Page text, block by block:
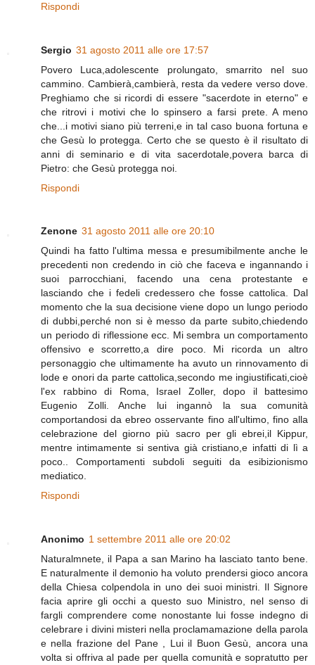
Rispondi
Sergio 31 agosto 2011 alle ore 17:57
Povero Luca,adolescente prolungato, smarrito nel suo
cammino. Cambierà,cambierà, resta da vedere verso dove.
Preghiamo che si ricordi di essere "sacerdote in eterno" e
che ritrovi i motivi che lo spinsero a farsi prete. A meno
che...i motivi siano più terreni,e in tal caso buona fortuna e
che Gesù lo protegga. Certo che se questo è il risultato di
anni di seminario e di vita sacerdotale,povera barca di
Pietro: che Gesù protegga noi.
Rispondi
Zenone 31 agosto 2011 alle ore 20:10
Quindi ha fatto l'ultima messa e presumibilmente anche le
precedenti non credendo in ciò che faceva e ingannando i
suoi parrocchiani, facendo una cena protestante e
lasciando che i fedeli credessero che fosse cattolica. Dal
momento che la sua decisione viene dopo un lungo periodo
di dubbi,perché non si è messo da parte subito,chiedendo
un periodo di riflessione ecc. Mi sembra un comportamento
offensivo e scorretto,a dire poco. Mi ricorda un altro
personaggio che ultimamente ha avuto un rinnovamento di
lode e onori da parte cattolica,secondo me ingiustificati,cioè
l'ex rabbino di Roma, Israel Zoller, dopo il battesimo
Eugenio Zolli. Anche lui ingannò la sua comunità
comportandosi da ebreo osservante fino all'ultimo, fino alla
celebrazione del giorno più sacro per gli ebrei,il Kippur,
mentre intimamente si sentiva già cristiano,e infatti di lì a
poco.. Comportamenti subdoli seguiti da esibizionismo
mediatico.
Rispondi
Anonimo 1 settembre 2011 alle ore 20:02
Naturalmnete, il Papa a san Marino ha lasciato tanto bene.
E naturalmente il demonio ha voluto prendersi gioco ancora
della Chiesa colpendola in uno dei suoi ministri. Il Signore
facia aprire gli occhi a questo suo Ministro, nel senso di
fargli comprendere come nonostante lui fosse indegno di
celebrare i divini misteri nella proclamamazione della parola
e nella frazione del Pane , Lui il Buon Gesù, ancora una
volta si offriva al pade per quella comunità e sopratutto per